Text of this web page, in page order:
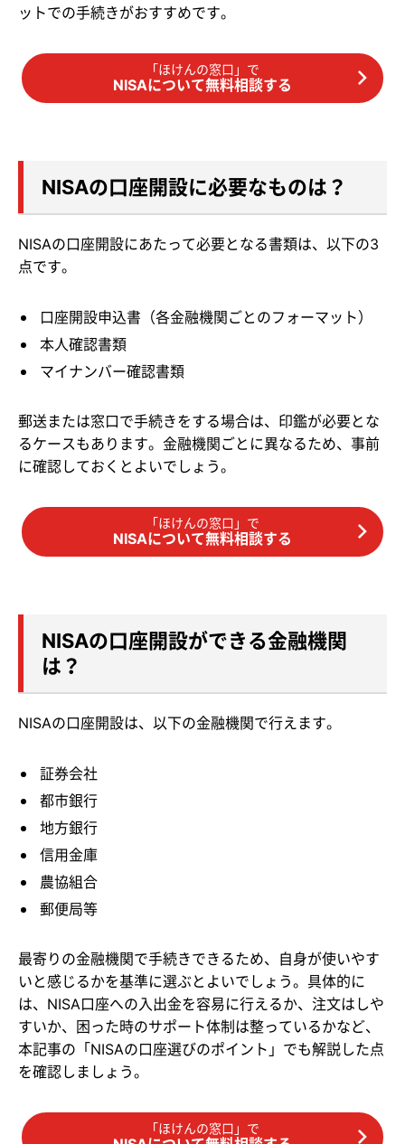
ットでの手続きがおすすめです。
「ほけんの窓口」で
NISAについて無料相談する
NISAの口座開設に必要なものは？
NISAの口座開設にあたって必要となる書類は、以下の3
点です。
口座開設申込書（各金融機関ごとのフォーマット）
本人確認書類
マイナンバー確認書類
郵送または窓口で手続きをする場合は、印鑑が必要とな
るケースもあります。金融機関ごとに異なるため、事前
に確認しておくとよいでしょう。
「ほけんの窓口」で
NISAについて無料相談する
NISAの口座開設ができる金融機関
は？
NISAの口座開設は、以下の金融機関で行えます。
証券会社
都市銀行
地方銀行
信用金庫
農協組合
郵便局等
最寄りの金融機関で手続きできるため、自身が使いやす
いと感じるかを基準に選ぶとよいでしょう。具体的に
は、NISA口座への入出金を容易に行えるか、注文はしや
すいか、困った時のサポート体制は整っているかなど、
本記事の「NISAの口座選びのポイント」でも解説した点
を確認しましょう。
「ほけんの窓口」で